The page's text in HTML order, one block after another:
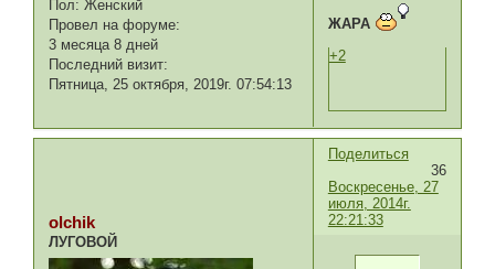
Пол: Женский
Провел на форуме:
3 месяца 8 дней
Последний визит:
Пятница, 25 октября, 2019г. 07:54:13
ЖАРА
+2
Поделиться
36
Воскресенье, 27
июля, 2014г.
22:21:33
olchik
ЛУГОВОЙ